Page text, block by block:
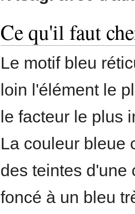
Ce qu'il faut
Le motif bleu
loin l'élément le
le facteur le plus
La couleur bleue
des teintes d'une
foncé à un bleu